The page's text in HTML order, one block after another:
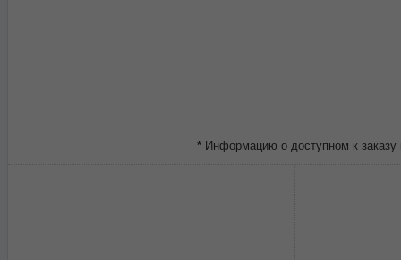
* Информацию о доступном к заказу